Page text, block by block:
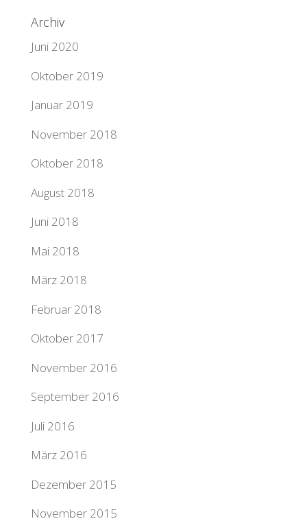
Archiv
Juni 2020
Oktober 2019
Januar 2019
November 2018
Oktober 2018
August 2018
Juni 2018
Mai 2018
März 2018
Februar 2018
Oktober 2017
November 2016
September 2016
Juli 2016
März 2016
Dezember 2015
November 2015